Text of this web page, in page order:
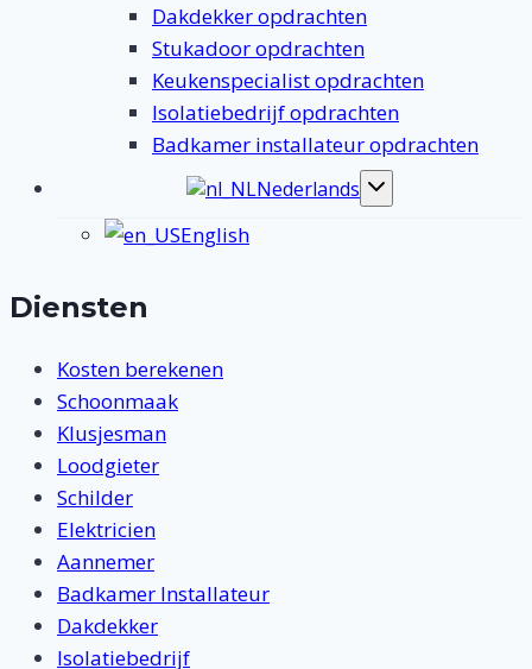
Dakdekker opdrachten
Stukadoor opdrachten
Keukenspecialist opdrachten
Isolatiebedrijf opdrachten
Badkamer installateur opdrachten
Nederlands
Toggle
English
Diensten
Kosten berekenen
Schoonmaak
Klusjesman
Loodgieter
Schilder
Elektricien
Aannemer
Badkamer Installateur
Dakdekker
Isolatiebedrijf